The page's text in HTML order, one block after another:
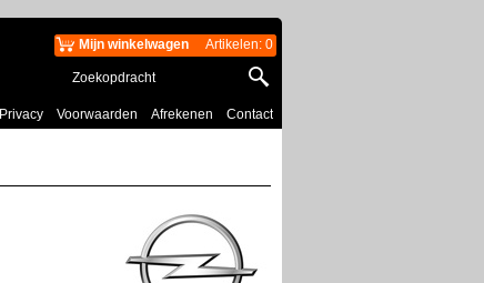
Mijn winkelwagen Artikelen: 0
Privacy Voorwaarden Afrekenen Contact